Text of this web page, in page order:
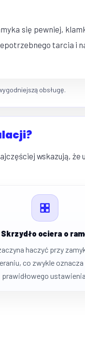
się pewniej,
tarcia i
obsługę.
wskazują, że
Skrzydło ociera o
haczyć przy
co zwykle
prawidłowego